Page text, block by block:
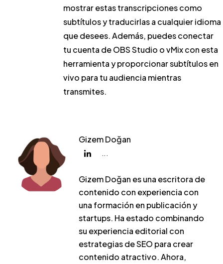
mostrar estas transcripciones como
subtítulos y traducirlas a cualquier idioma
que desees. Además, puedes conectar
tu cuenta de OBS Studio o vMix con esta
herramienta y proporcionar subtítulos en
vivo para tu audiencia mientras
transmites.
Gizem Doğan
...
Gizem Doğan es una escritora de
contenido con experiencia con
una formación en publicación y
startups. Ha estado combinando
su experiencia editorial con
estrategias de SEO para crear
contenido atractivo. Ahora,